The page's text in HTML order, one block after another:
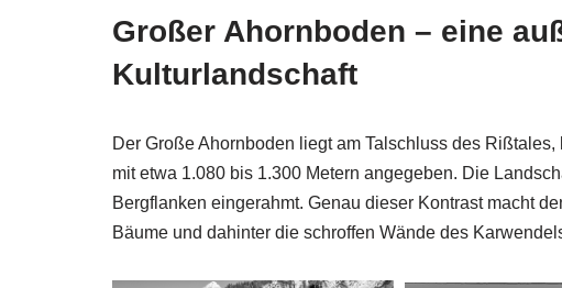
Großer Ahornboden – eine
Kulturlandschaft
Der Große Ahornboden liegt am Talschluss des
mit etwa 1.080 bis 1.300 Metern angegeben. Die
Bergflanken eingerahmt. Genau dieser Kontrast macht
Bäume und dahinter die schroffen Wände des